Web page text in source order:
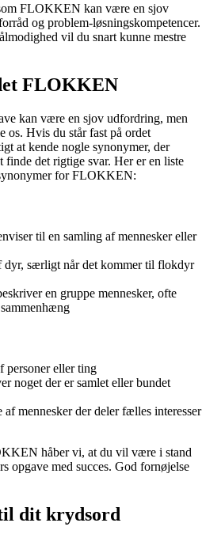
FLOKKEN kan være en sjov
og problem-løsningskompetencer.
vil du snart kunne mestre
FLOKKEN
kan være en sjov udfordring, men
os. Hvis du står fast på ordet
at kende nogle synonymer, der
det rigtige svar. Her er en liste
for FLOKKEN:
til en samling af mennesker eller
dyr, særligt når det kommer til flokdyr
en gruppe mennesker, ofte
personer eller ting
noget der er samlet eller bundet
af mennesker der deler fælles interesser
håber vi, at du vil være i stand
opgave med succes. God fornøjelse
dit krydsord